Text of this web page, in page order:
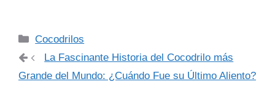
Categorías
Cocodrilos
La Fascinante Historia del Cocodrilo más
Grande del Mundo: ¿Cuándo Fue su Último Aliento?